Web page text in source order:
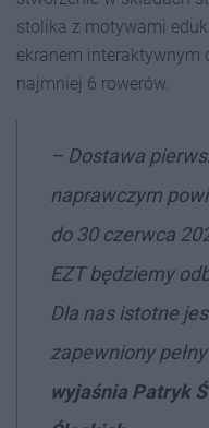
stolika z motywami
ekranem interaktywnym
najmniej 6 rowerów.
– Dostawa
naprawczym
do 30 czerwca
EZT będziemy
Dla nas istotne
zapewniony
wyjaśnia Patryk